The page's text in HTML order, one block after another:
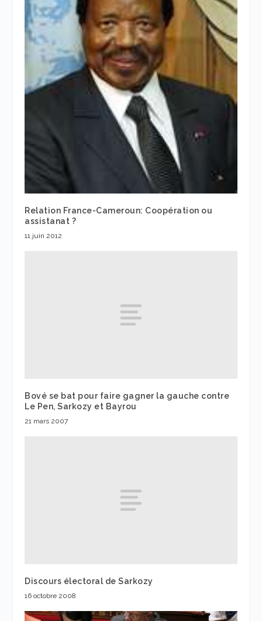
Relation France-Cameroun: Coopération ou
assistanat ?
11 juin 2012
Bové se bat pour faire gagner la gauche contre
Le Pen, Sarkozy et Bayrou
21 mars 2007
Discours électoral de Sarkozy
16 octobre 2008